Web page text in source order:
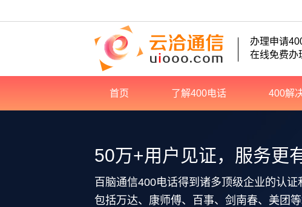
办理申请
在线免费办
首页 了解400电话 400解
50万+用户见证，服务更
百脑通信400电话得到诸多顶级企业的认证
包括万达、康师傅、百事、剑南春、美团等